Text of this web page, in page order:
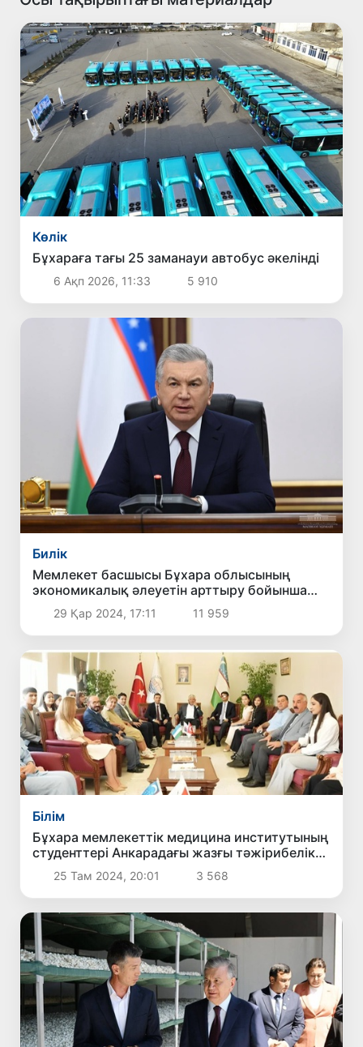
Көлік
Бұхараға тағы 25 заманауи автобус әкелінді
6 Ақп 2026, 11:33 5 910
Билік
Мемлекет басшысы Бұхара облысының
экономикалық әлеуетін арттыру бойынша
жиын өткізді
29 Қар 2024, 17:11 11 959
Білім
Бұхара мемлекеттік медицина институтының
студенттері Анкарадағы жазғы тәжірибелік
курсты сәтті аяқтады
25 Там 2024, 20:01 3 568